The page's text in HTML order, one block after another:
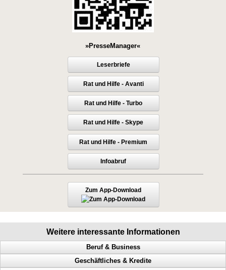
»PresseManager«
Leserbriefe
Rat und Hilfe - Avanti
Rat und Hilfe - Turbo
Rat und Hilfe - Skype
Rat und Hilfe - Premium
Infoabruf
Zum App-Download
Weitere interessante Informationen
Beruf & Business
Bekanntheitsgrad, Online PR, Neukundengewinnung, Doppel Content
Geschäftliches & Kredite